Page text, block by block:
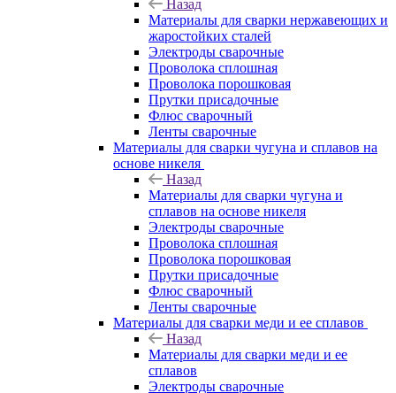
Назад
Материалы для сварки нержавеющих и
жаростойких сталей
Электроды сварочные
Проволока сплошная
Проволока порошковая
Прутки присадочные
Флюс сварочный
Ленты сварочные
Материалы для сварки чугуна и сплавов на
основе никеля
Назад
Материалы для сварки чугуна и
сплавов на основе никеля
Электроды сварочные
Проволока сплошная
Проволока порошковая
Прутки присадочные
Флюс сварочный
Ленты сварочные
Материалы для сварки меди и ее сплавов
Назад
Материалы для сварки меди и ее
сплавов
Электроды сварочные